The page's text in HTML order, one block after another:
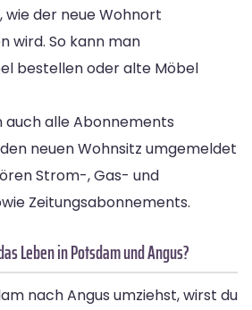
wie der neue Wohnort
wird. So kann man
bestellen oder alte Möbel
auch alle Abonnements
neuen Wohnsitz umgemeldet
Strom-, Gas- und
Zeitungsabonnements.
Leben in Potsdam und Angus?
nach Angus umziehst, wirst du